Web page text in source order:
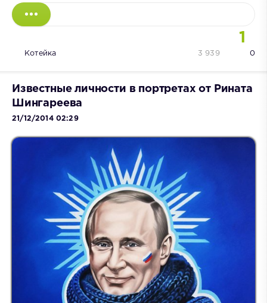
1
Котейка 0
3 939
Известные личности в портретах от Рината
Шингареева
21/12/2014 02:29